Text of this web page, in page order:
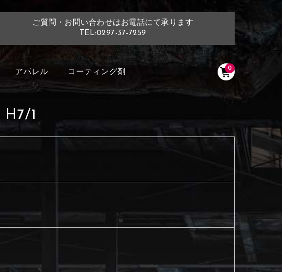
ご質問・お問い合わせはお電話にて承ります
TEL:0297-37-7259
0
アパレル コーティング剤
H7/1